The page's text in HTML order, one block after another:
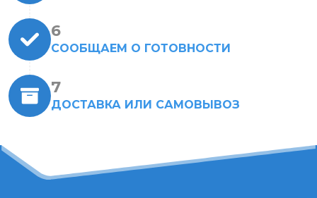
СООБЩАЕМ О ГОТОВНОСТИ
ДОСТАВКА ИЛИ САМОВЫВОЗ